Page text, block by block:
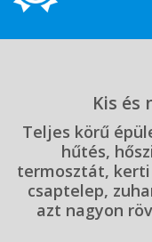
Kis és
Teljes körű
hűtés,
termosztát, kerti
csaptelep,
azt nagyon